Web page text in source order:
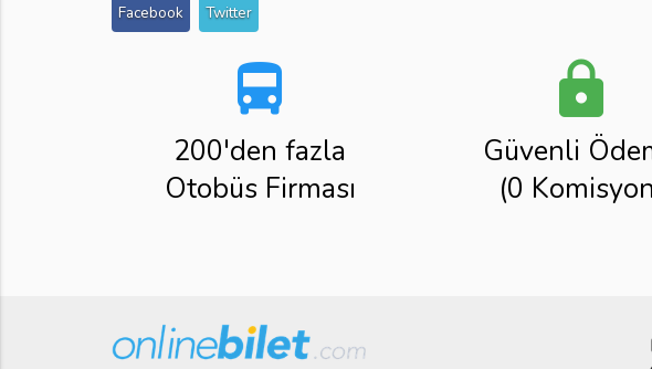
Facebook Twitter
directions_bus
200'den fazla
Otobüs Firması
lock
Güvenli
(0